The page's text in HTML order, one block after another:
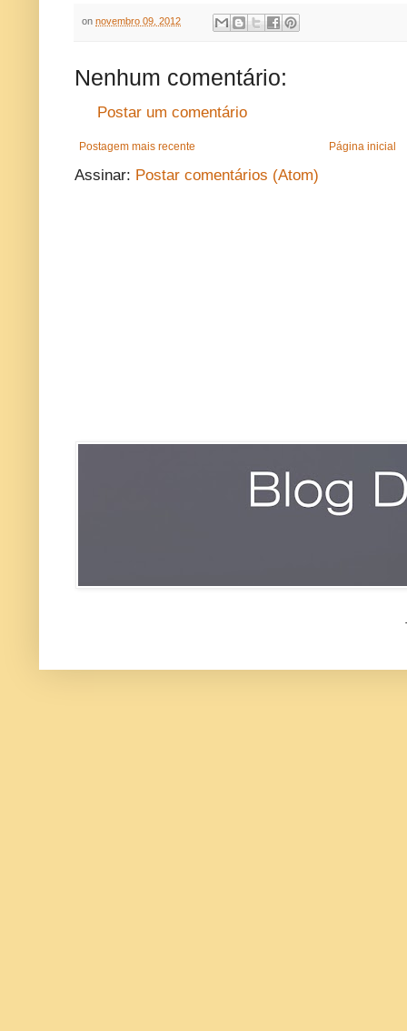
onnovembro 09, 2012
Nenhum comentário:
Postar um comentário
Postagem mais recente Página inicial
Assinar: Postar comentários (Atom)